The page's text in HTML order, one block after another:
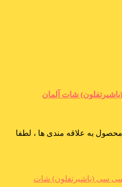
به علاقه مندی ها ، لطفا